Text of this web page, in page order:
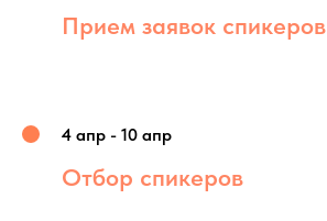
Прием заявок спикеров
4 апр - 10 апр
Отбор спикеров